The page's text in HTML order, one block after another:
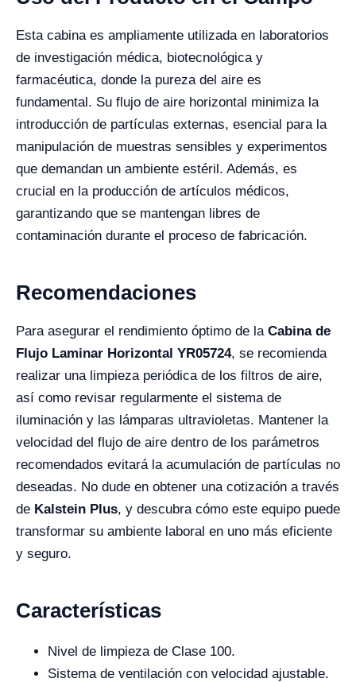
Esta cabina es ampliamente utilizada en laboratorios
de investigación médica, biotecnológica y
farmacéutica, donde la pureza del aire es
fundamental. Su flujo de aire horizontal minimiza la
introducción de partículas externas, esencial para la
manipulación de muestras sensibles y experimentos
que demandan un ambiente estéril. Además, es
crucial en la producción de artículos médicos,
garantizando que se mantengan libres de
contaminación durante el proceso de fabricación.
Recomendaciones
Para asegurar el rendimiento óptimo de la Cabina de
Flujo Laminar Horizontal YR05724, se recomienda
realizar una limpieza periódica de los filtros de aire,
así como revisar regularmente el sistema de
iluminación y las lámparas ultravioletas. Mantener la
velocidad del flujo de aire dentro de los parámetros
recomendados evitará la acumulación de partículas no
deseadas. No dude en obtener una cotización a través
de Kalstein Plus, y descubra cómo este equipo puede
transformar su ambiente laboral en uno más eficiente
y seguro.
Características
Nivel de limpieza de Clase 100.
Sistema de ventilación con velocidad ajustable.